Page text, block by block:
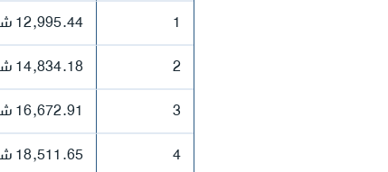
1 12,995.44 شيكل جديد
2 14,834.18 شيكل جديد
3 16,672.91 شيكل جديد
4 18,511.65 شيكل جديد